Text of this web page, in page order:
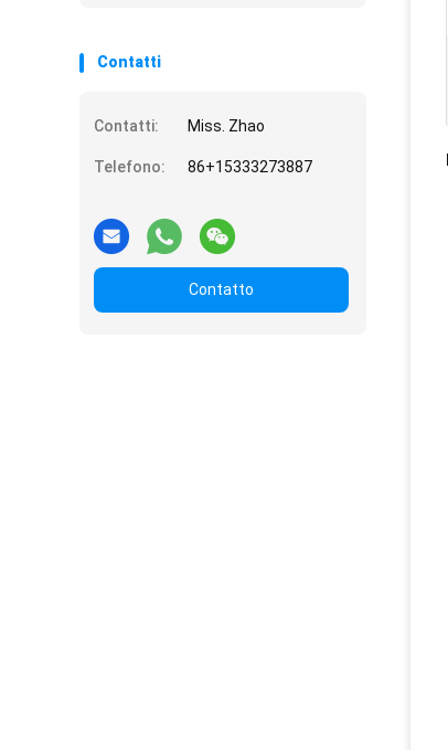
Contatti
Contatti: Miss. Zhao
Telefono: 86+15333273887
Contatto